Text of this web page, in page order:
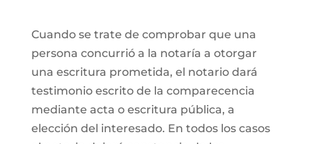
Cuando se trate de comprobar que una
persona concurrió a la notaría a otorgar
una escritura prometida, el notario dará
testimonio escrito de la comparecencia
mediante acta o escritura pública, a
elección del interesado. En todos los casos